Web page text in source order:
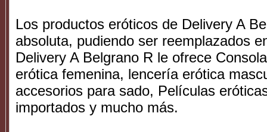
Los productos eróticos de Delivery A
absoluta, pudiendo ser reemplazados
Delivery A Belgrano R le ofrece
erótica femenina, lencería erótica
accesorios para sado, Películas
importados y mucho más.